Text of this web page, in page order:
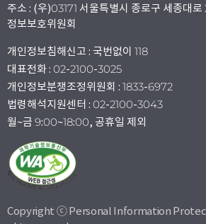
주소 : (우)03171 서울특별시 종로구 세종대
정보보호위원회
개인정보침해신고 : 국번없이 118
대표전화 : 02-2100-3025
개인정보분쟁조정위원회 : 1833-6972
법령해석지원센터 : 02-2100-3043
월~금 9:00~18:00, 공휴일 제외
Copyright ⓒ Personal Information